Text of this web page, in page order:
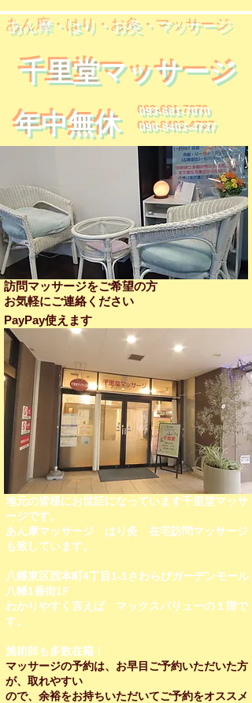
​あん摩・はり・お灸・マッサージ
​千里堂マッサージ
​年中無休
093-681-7070
090-8403-4737
訪問マッサージをご希望の方
​お気軽にご連絡ください
PayPay使えます
地元の皆様にお世話になっています千里堂マッサ
ージです。
あん摩マッサージ はり灸 在宅訪問マッサージ
も致しています。
八幡東区西本町4丁目1-1さわらびガーデンモール
八幡1番街1F
わかりやすく言えば マックスバリューの１階で
す。
施術師も多数在籍！​​
マッサージの予約は、お早目ご予約いただいた方
が、取れやすい
ので、余裕をお持ちいただいてご予約をオススメ